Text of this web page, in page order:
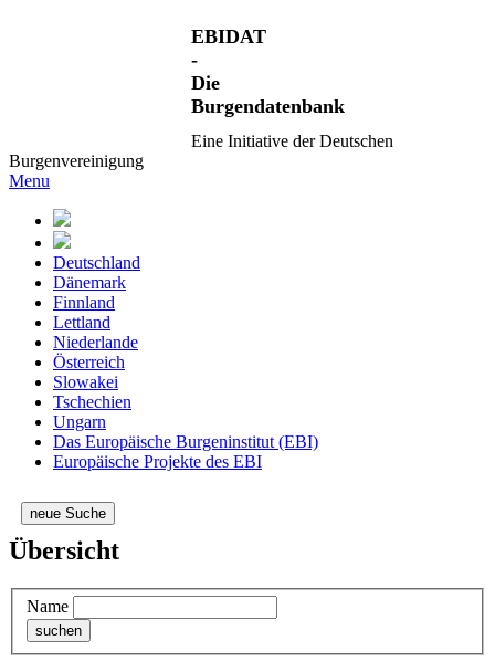
EBIDAT
-
Die
Burgendatenbank
Eine Initiative der Deutschen
Burgenvereinigung
Menu
Deutschland
Dänemark
Finnland
Lettland
Niederlande
Österreich
Slowakei
Tschechien
Ungarn
Das Europäische Burgeninstitut (EBI)
Europäische Projekte des EBI
neue Suche
Übersicht
Name